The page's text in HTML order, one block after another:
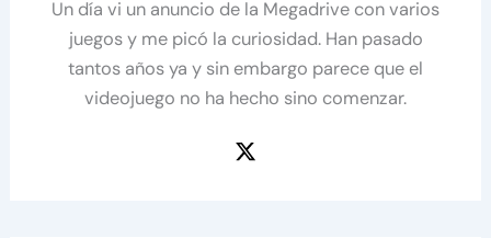
Un día vi un anuncio de la Megadrive con varios
juegos y me picó la curiosidad. Han pasado
tantos años ya y sin embargo parece que el
videojuego no ha hecho sino comenzar.